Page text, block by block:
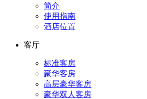
简介
使用指南
酒店位置
客厅
标准客房
豪华客房
高层豪华客房
豪华双人客房